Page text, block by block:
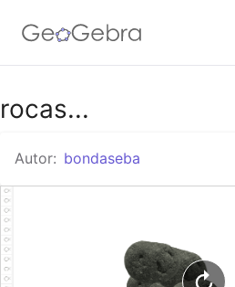
GeoGebra Classroom
rocas...
Autor: bondaseba